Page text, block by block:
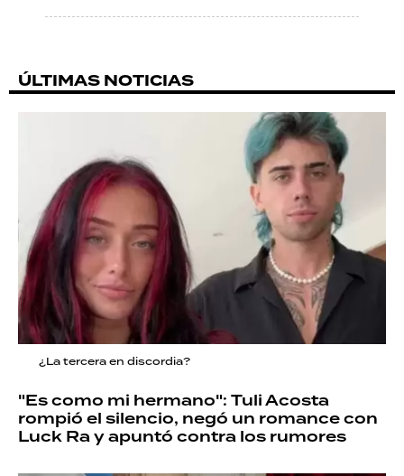
ÚLTIMAS NOTICIAS
¿La tercera en discordia?
"Es como mi hermano": Tuli Acosta
rompió el silencio, negó un romance con
Luck Ra y apuntó contra los rumores